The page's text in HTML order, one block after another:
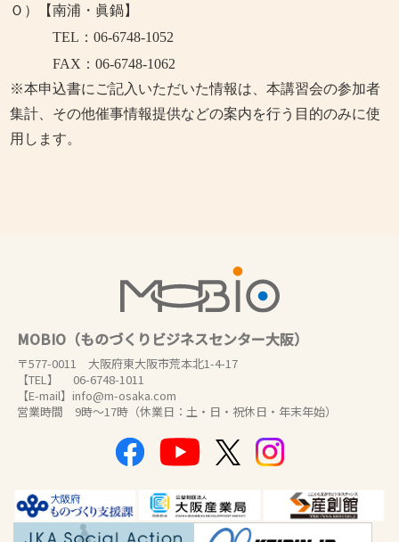
Ｏ）【南浦・眞鍋】
TEL：06-6748-1052
FAX ：06-6748-1062
※本申込書にご記入いただいた情報は、本講習会の参加者
集計、その他催事情報提供などの案内を行う目的のみに使
用します。
MOBIO（ものづくりビジネスセンター大阪）
〒577-0011 大阪府東大阪市荒本北1-4-17
【TEL】 06-6748-1011
【E-mail】info@m-osaka.com
営業時間 9時～17時（休業日：土・日・祝休日・年末年始）